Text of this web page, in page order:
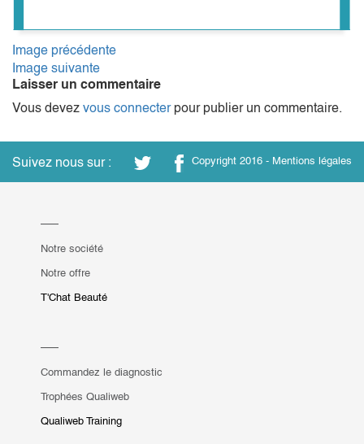
Image précédente
Image suivante
Laisser un commentaire
Vous devez vous connecterpour publier un commentaire.
Suivez nous sur : Copyright 2016 - Mentions légales
Notre société
Notre offre
T'Chat Beauté
Commandez le diagnostic
Trophées Qualiweb
Qualiweb Training